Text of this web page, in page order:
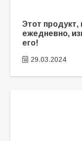
Этот продукт,
ежедневно,
его!
29.03.2024